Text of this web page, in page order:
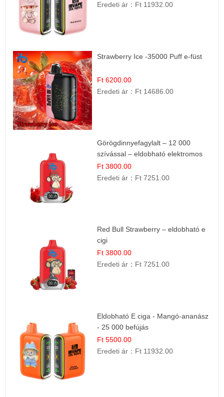
Eredeti ár： Ft 11932.00
Strawberry Ice -35000 Puff e-füst
Ft 6200.00
Eredeti ár： Ft 14686.00
Görögdinnyefagylalt – 12 000
szívással – eldobható elektromos
cigi
Ft 3800.00
Eredeti ár： Ft 7251.00
Red Bull Strawberry – eldobható e
cigi
Ft 3800.00
Eredeti ár： Ft 7251.00
Eldobható E ciga - Mangó-ananász
- 25 000 befújás
Ft 5500.00
Eredeti ár： Ft 11932.00